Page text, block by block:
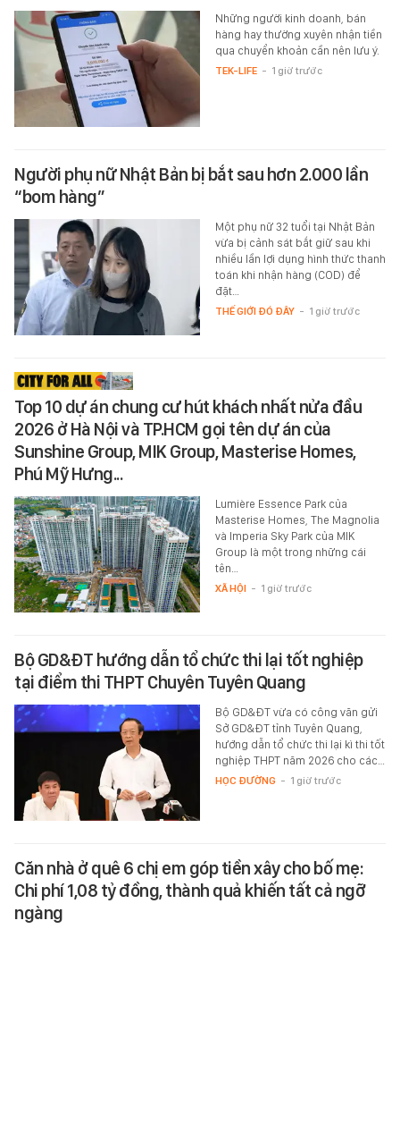
Những người kinh doanh, bán
hàng hay thường xuyên nhận tiền
qua chuyển khoản cần nên lưu ý.
TEK-LIFE - 1 giờ trước
Người phụ nữ Nhật Bản bị bắt sau hơn 2.000 lần
“bom hàng”
Một phụ nữ 32 tuổi tại Nhật Bản
vừa bị cảnh sát bắt giữ sau khi
nhiều lần lợi dụng hình thức thanh
toán khi nhận hàng (COD) để
đặt…
THẾ GIỚI ĐÓ ĐÂY - 1 giờ trước
Top 10 dự án chung cư hút khách nhất nửa đầu
2026 ở Hà Nội và TP.HCM gọi tên dự án của
Sunshine Group, MIK Group, Masterise Homes,
Phú Mỹ Hưng...
Lumière Essence Park của
Masterise Homes, The Magnolia
và Imperia Sky Park của MIK
Group là một trong những cái
tên…
XÃ HỘI - 1 giờ trước
Bộ GD&ĐT hướng dẫn tổ chức thi lại tốt nghiệp
tại điểm thi THPT Chuyên Tuyên Quang
Bộ GD&ĐT vừa có công văn gửi
Sở GD&ĐT tỉnh Tuyên Quang,
hướng dẫn tổ chức thi lại kì thi tốt
nghiệp THPT năm 2026 cho các…
HỌC ĐƯỜNG - 1 giờ trước
Căn nhà ở quê 6 chị em góp tiền xây cho bố mẹ:
Chi phí 1,08 tỷ đồng, thành quả khiến tất cả ngỡ
ngàng